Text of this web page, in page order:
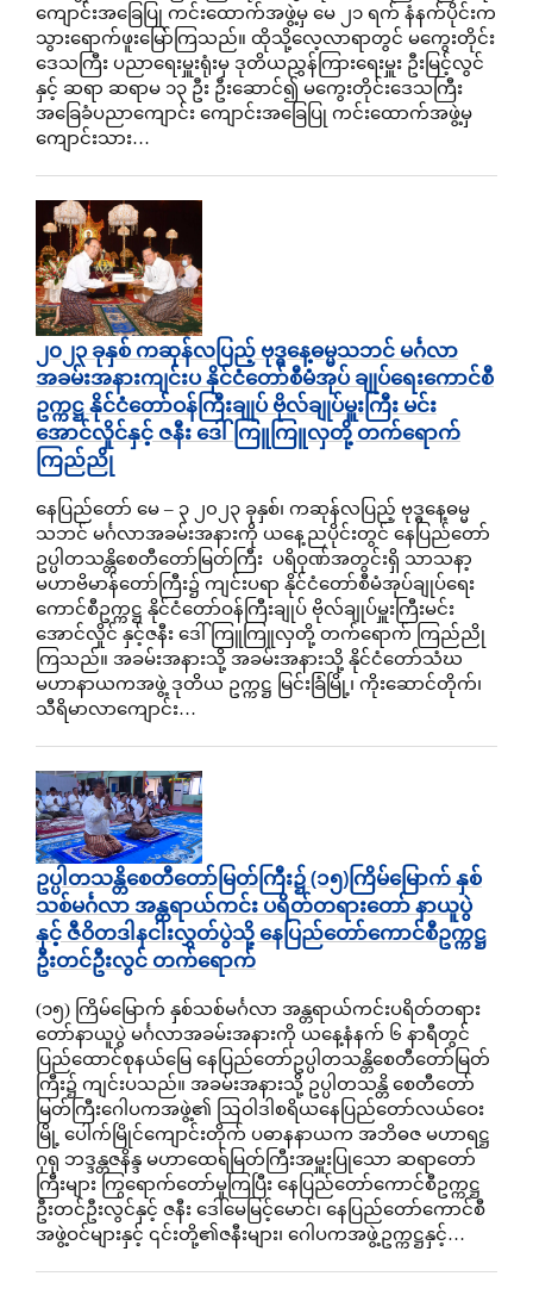
ကျောင်းအခြေပြု ကင်းထောက်အဖွဲ့မှ မေ ၂၁ ရက် နံနက်ပိုင်းက
သွားရောက်ဖူးမြော်ကြသည်။ ထိုသို့လေ့လာရာတွင် မကွေးတိုင်း
ဒေသကြီး ပညာရေးမှူးရုံးမှ ဒုတိယညွှန်ကြားရေးမှူး ဦးမြင့်လွင်
နှင့် ဆရာ ဆရာမ ၁၃ ဦး ဦးဆောင်၍ မကွေးတိုင်းဒေသကြီး
အခြေခံပညာ​ကျောင်း ကျောင်းအခြေပြု ကင်းထောက်အဖွဲ့မှ
ကျောင်းသား…
၂၀၂၃ ခုနှစ် ကဆုန်လပြည့် ဗုဒ္ဓနေ့ဓမ္မသဘင် မင်္ဂလာ
အခမ်းအနားကျင်းပ နိုင်ငံတော်စီမံအုပ် ချုပ်ရေးကောင်စီ
ဥက္ကဋ္ဌ နိုင်ငံတော်ဝန်ကြီးချုပ် ဗိုလ်ချုပ်မှူးကြီး မင်း
အောင်လှိုင်နှင့် ဇနီး ဒေါ်ကြူကြူလှတို့ တက်ရောက်
ကြည်ညို
နေပြည်တော် မေ – ၃ ၂၀၂၃ ခုနှစ်၊ ကဆုန်လပြည့် ဗုဒ္ဓနေ့ဓမ္မ
သဘင် မင်္ဂလာအခမ်းအနားကို ယနေ့ညပိုင်းတွင် နေပြည်တော်
ဥပ္ပါတသန္တိစေတီတော်မြတ်ကြီး ပရိဝုဏ်အတွင်းရှိ သာသနာ့
မဟာဗိမာန်တော်ကြီး၌ ကျင်းပရာ နိုင်ငံတော်စီမံအုပ်ချုပ်ရေး
ကောင်စီဥက္ကဋ္ဌ နိုင်ငံတော်ဝန်ကြီးချုပ် ဗိုလ်ချုပ်မှူးကြီးမင်း
အောင်လှိုင် နှင့်ဇနီး ဒေါ်ကြူကြူလှတို့ တက်ရောက် ကြည်ညို
ကြသည်။ အခမ်းအနားသို့ အခမ်းအနားသို့ နိုင်ငံတော်သံဃ
မဟာနာယကအဖွဲ့ ဒုတိယ ဥက္ကဋ္ဌ မြင်းခြံမြို့၊ ကိုးဆောင်တိုက်၊
သီရိမာလာကျောင်း…
ဥပ္ပါတသန္တိစေတီတော်မြတ်ကြီး၌ (၁၅)ကြိမ်မြောက် နှစ်
သစ်မင်္ဂလာ အန္တရာယ်ကင်း ပရိတ်တရားတော် နာယူပွဲ
နှင့် ဇီဝိတဒါနငါးလွှတ်ပွဲသို့ နေပြည်တော်ကောင်စီဥက္ကဋ္ဌ
ဦးတင်ဦးလွင် တက်ရောက်
(၁၅) ကြိမ်မြောက် နှစ်သစ်မင်္ဂလာ အန္တရာယ်ကင်းပရိတ်တရား
တော်နာယူပွဲ မင်္ဂလာအခမ်းအနားကို ယနေ့နံနက် ၆ နာရီတွင်
ပြည်ထောင်စုနယ်မြေ နေပြည်တော်ဥပ္ပါတသန္တိစေတီတော်မြတ်
ကြီး၌ ကျင်းပသည်။ အခမ်းအနားသို့ ဥပ္ပါတသန္တိ စေတီတော်
မြတ်ကြီးဂေါပကအဖွဲ့၏ ဩဝါဒါစရိယနေပြည်တော်လယ်ဝေး
မြို့ ပေါက်မြိုင်ကျောင်းတိုက် ပဓာနနာယက အဘိဓဇ မဟာရဋ္ဌ
ဂုရု ဘဒ္ဒန္တဇနိန္ဒ မဟာထေရ်မြတ်ကြီးအမှူးပြုသော ဆရာတော်
ကြီးများ ကြွရောက်တော်မူကြပြီး နေပြည်တော်ကောင်စီဥက္ကဋ္ဌ
ဦးတင်ဦးလွင်နှင့် ဇနီး ဒေါ်မေမြင့်မောင်၊ နေပြည်တော်ကောင်စီ
အဖွဲ့ဝင်များနှင့် ၎င်းတို့၏ဇနီးများ၊ ဂေါပကအဖွဲ့ဥက္ကဋ္ဌနှင့်…